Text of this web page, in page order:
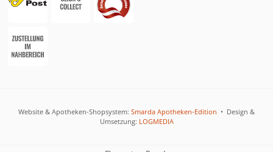
Website & Apotheken-Shopsystem: Smarda Apotheken-Edition • Design &
Umsetzung: LOGMEDIA